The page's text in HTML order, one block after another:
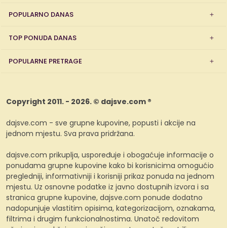
POPULARNO DANAS
TOP PONUDA DANAS
POPULARNE PRETRAGE
Copyright 2011. - 2026. © dajsve.com ®
dajsve.com - sve grupne kupovine, popusti i akcije na
jednom mjestu. Sva prava pridržana.
dajsve.com prikuplja, uspoređuje i obogaćuje informacije o
ponudama grupne kupovine kako bi korisnicima omogućio
pregledniji, informativniji i korisniji prikaz ponuda na jednom
mjestu. Uz osnovne podatke iz javno dostupnih izvora i sa
stranica grupne kupovine, dajsve.com ponude dodatno
nadopunjuje vlastitim opisima, kategorizacijom, oznakama,
filtrima i drugim funkcionalnostima. Unatoč redovitom